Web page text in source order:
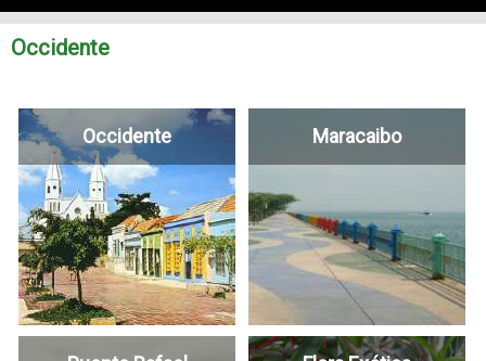
Occidente
Occidente Maracaibo